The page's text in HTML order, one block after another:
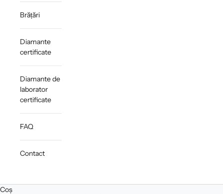
Brățări
Diamante
certificate
Diamante de
laborator
certificate
FAQ
Contact
Coș